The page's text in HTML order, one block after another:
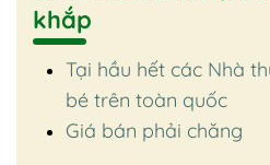
khắp
Tại hầu hết các Nhà
bé trên toàn quốc
Giá bán phải chăng